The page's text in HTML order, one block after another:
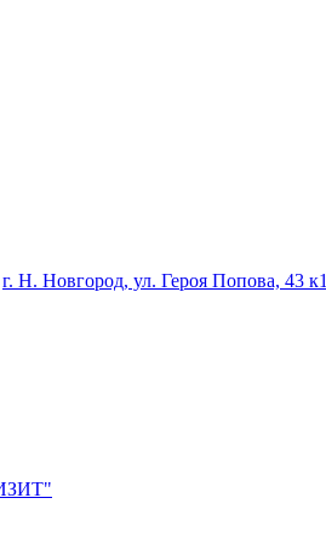
г. Н. Новгород, ул. Героя Попова, 43 к1